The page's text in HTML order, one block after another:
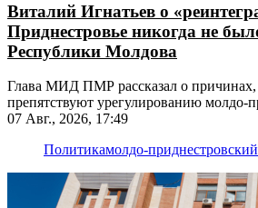
Виталий Игнатьев о
Приднестровье никогда не
Республики Молдова
Глава МИД ПМР рассказал о причинах,
препятствуют урегулированию молдо-
конфликта
07 Авг., 2026, 17:49
Политикамолдо-